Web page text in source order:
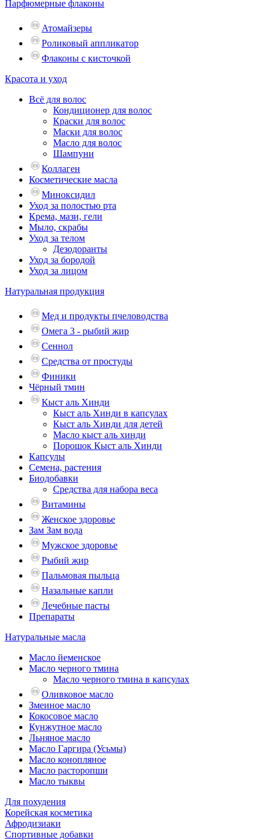
Парфюмерные флаконы
Атомайзеры
Роликовый аппликатор
Флаконы с кисточкой
Красота и уход
Всё для волос
Кондиционер для волос
Краски для волос
Маски для волос
Масло для волос
Шампуни
Коллаген
Косметические масла
Миноксидил
Уход за полостью рта
Крема, мази, гели
Мыло, скрабы
Уход за телом
Дезодоранты
Уход за бородой
Уход за лицом
Натуральная продукция
Мед и продукты пчеловодства
Омега 3 - рыбий жир
Сеннол
Средства от простуды
Финики
Чёрный тмин
Кыст аль Хинди
Кыст аль Хинди в капсулах
Кыст аль Хинди для детей
Масло кыст аль хинди
Порошок Кыст аль Хинди
Капсулы
Семена, растения
Биодобавки
Средства для набора веса
Витамины
Женское здоровье
Зам Зам вода
Мужское здоровье
Рыбий жир
Пальмовая пыльца
Назальные капли
Лечебные пасты
Препараты
Натуральные масла
Масло йеменское
Масло черного тмина
Масло черного тмина в капсулах
Оливковое масло
Змеиное масло
Кокосовое масло
Кунжутное масло
Льняное масло
Масло Гаргира (Усьмы)
Масло конопляное
Масло расторопши
Масло тыквы
Для похудения
Корейская косметика
Афродизиаки
Спортивные добавки